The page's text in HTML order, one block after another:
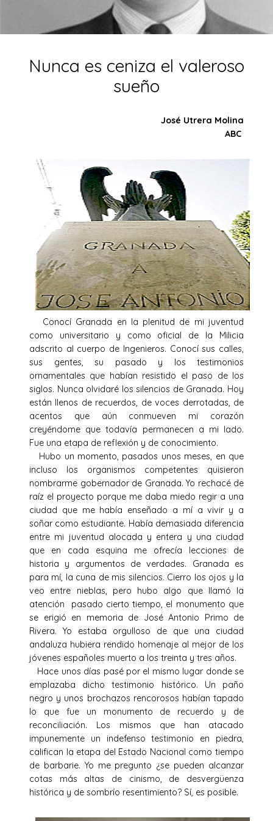
Nunca es ceniza el valeroso
sueño
José Utrera Molina
ABC
Conocí Granada en la plenitud de mi juventud
como universitario y como oficial de la Milicia
adscrito al cuerpo de Ingenieros. Conocí sus calles,
sus gentes, su pasado y los testimonios
ornamentales que habían resistido el paso de los
siglos. Nunca olvidaré los silencios de Granada. Hoy
están llenos de recuerdos, de voces derrotadas, de
acentos que aún conmueven mi corazón
creyéndome que todavía permanecen a mi lado.
Fue una etapa de reflexión y de conocimiento.
Hubo un momento, pasados unos meses, en que
incluso los organismos competentes quisieron
nombrarme gobernador de Granada. Yo rechacé de
raíz el proyecto porque me daba miedo regir a una
ciudad que me había enseñado a mí a vivir y a
soñar como estudiante. Había demasiada diferencia
entre mi juventud alocada y entera y una ciudad
que en cada esquina me ofrecía lecciones de
historia y argumentos de verdades. Granada es
para mí, la cuna de mis silencios. Cierro los ojos y la
veo entre nieblas, pero hubo algo que llamó la
atención pasado cierto tiempo, el monumento que
se erigió en memoria de José Antonio Primo de
Rivera. Yo estaba orgulloso de que una ciudad
andaluza hubiera rendido homenaje al mejor de los
jóvenes españoles muerto a los treinta y tres años.
Hace unos días pasé por el mismo lugar donde se
emplazaba dicho testimonio histórico. Un paño
negro y unos brochazos rencorosos habían tapado
lo que fue un monumento de recuerdo y de
reconciliación. Los mismos que han atacado
impunemente un indefenso testimonio en piedra,
califican la etapa del Estado Nacional como tiempo
de barbarie. Yo me pregunto ¿se pueden alcanzar
cotas más altas de cinismo, de desvergüenza
histórica y de sombrío resentimiento? Sí, es posible.